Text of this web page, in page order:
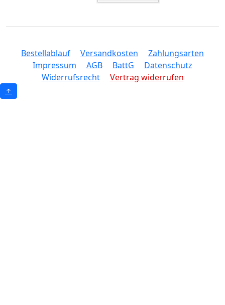
Bestellablauf Versandkosten
Zahlungsarten
Impressum
AGB BattG
Datenschutz
Widerrufsrecht
Vertrag widerrufen